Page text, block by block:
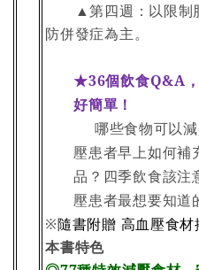
▲第四週：以限制
防併發症為主。
★36個飲食Q&A
好簡單！
哪些食物可以
壓患者早上如何補
品？四季飲食該
壓患者最想要知道
※隨書附贈 高血壓食
本書特色